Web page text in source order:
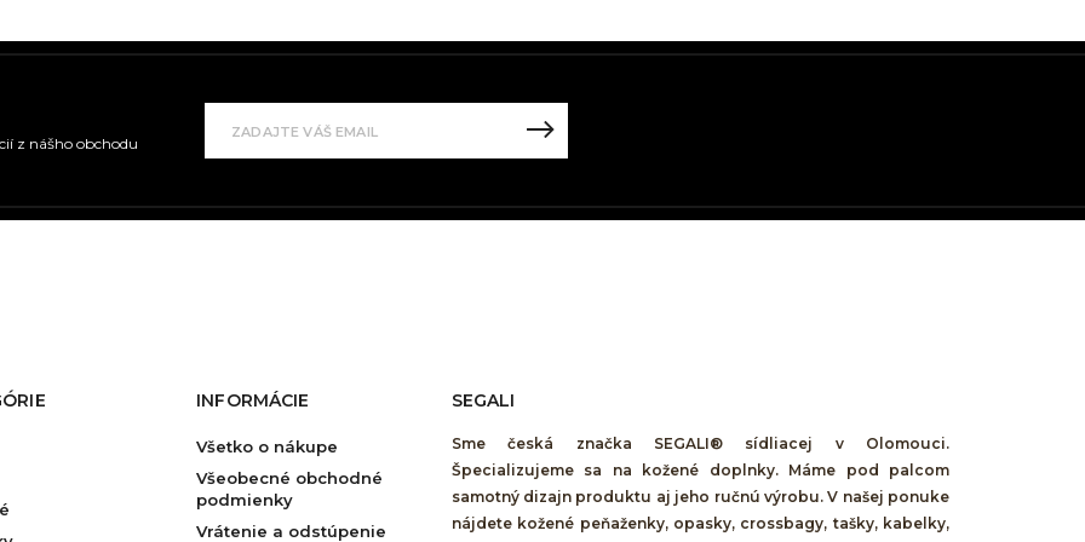
z nášho obchodu
INFORMÁCIE
Všetko o nákupe
Všeobecné obchodné
podmienky
Vrátenie a odstúpenie
SEGALI
Sme česká značka SEGALI® sídliacej v Olomouci.
Špecializujeme sa na kožené doplnky. Máme pod palcom
samotný dizajn produktu aj jeho ručnú výrobu. V našej ponuke
nájdete kožené peňaženky, opasky, crossbagy, tašky, kabelky,